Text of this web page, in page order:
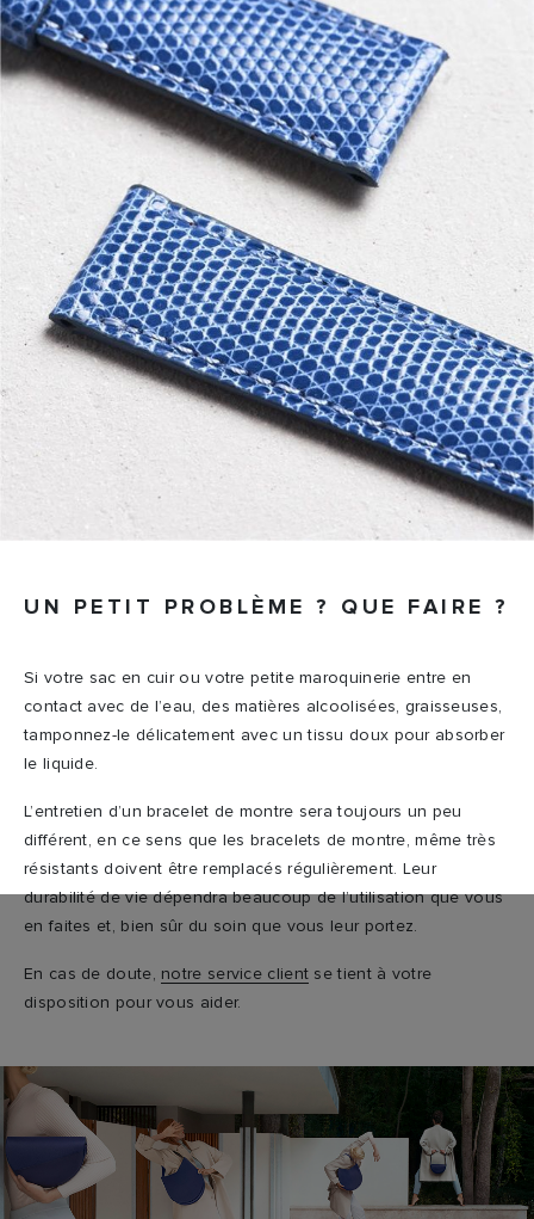
UN PETIT PROBLÈME ? QUE FAIRE ?
Si votre sac en cuir ou votre petite maroquinerie entre en
contact avec de l’eau, des matières alcoolisées, graisseuses,
tamponnez-le délicatement avec un tissu doux pour absorber
le liquide.
L’entretien d’un bracelet de montre sera toujours un peu
différent, en ce sens que les bracelets de montre, même très
résistants doivent être remplacés régulièrement. Leur
durabilité de vie dépendra beaucoup de l’utilisation que vous
en faites et, bien sûr du soin que vous leur portez.
En cas de doute, notre service client se tient à votre
disposition pour vous aider.